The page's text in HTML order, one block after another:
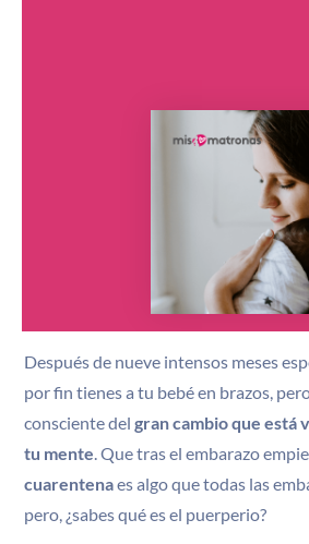
Después de nueve intensos meses
por fin tienes a tu bebé en brazos,
consciente del gran cambio que está
tu mente. Que tras el embarazo
cuarentenaes algo que todas las
pero, ¿sabes qué es el puerperio?